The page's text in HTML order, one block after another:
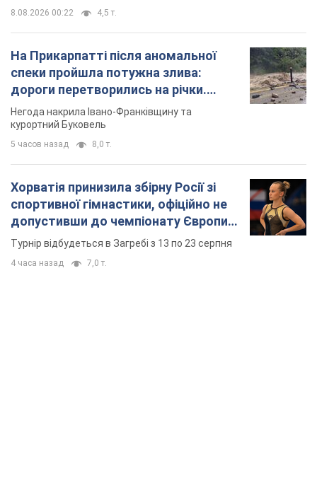
8.08.2026 00:22 4,5 т.
На Прикарпатті після аномальної
спеки пройшла потужна злива:
дороги перетворились на річки.
Відео
Негода накрила Івано-Франківщину та
курортний Буковель
5 часов назад 8,0 т.
Хорватія принизила збірну Росії зі
спортивної гімнастики, офіційно не
допустивши до чемпіонату Європи
основних спортсменів
Турнір відбудеться в Загребі з 13 по 23 серпня
4 часа назад 7,0 т.